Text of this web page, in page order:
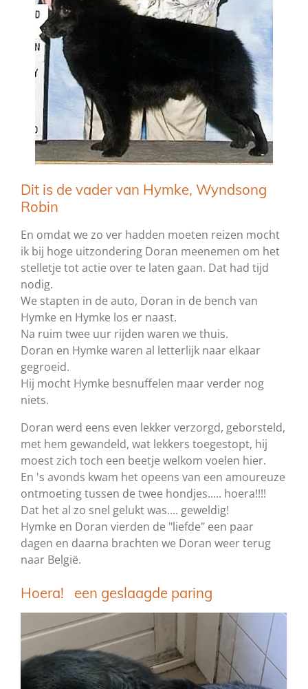
Dit is de vader van Hymke, Wyndsong
Robin
En omdat we zo ver hadden moeten reizen mocht
ik bij hoge uitzondering Doran meenemen om het
stelletje tot actie over te laten gaan. Dat had tijd
nodig.
We stapten in de auto, Doran in de bench van
Hymke en Hymke los er naast.
Na ruim twee uur rijden waren we thuis.
Doran en Hymke waren al letterlijk naar elkaar
gegroeid.
Hij mocht Hymke besnuffelen maar verder nog
niets.
Doran werd eens even lekker verzorgd, geborsteld,
met hem gewandeld, wat lekkers toegestopt, hij
moest zich toch een beetje welkom voelen hier.
En 's avonds kwam het opeens van een amoureuze
ontmoeting tussen de twee hondjes..... hoera!!!!
Dat het al zo snel gelukt was.... geweldig!
Hymke en Doran vierden de "liefde" een paar
dagen en daarna brachten we Doran weer terug
naar België.
Hoera! een geslaagde paring